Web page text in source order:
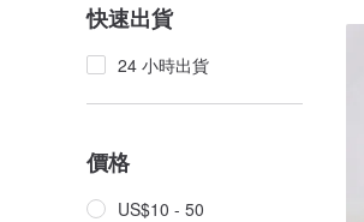
快速出貨
24 小時出貨
價格
US$10 - 50